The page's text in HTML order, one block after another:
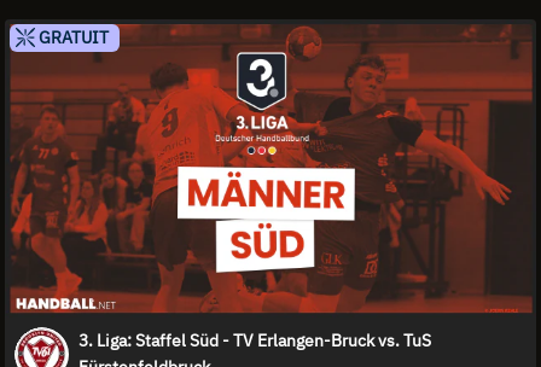
GRATUIT
3. Liga: Staffel Süd - TV Erlangen-Bruck vs. TuS